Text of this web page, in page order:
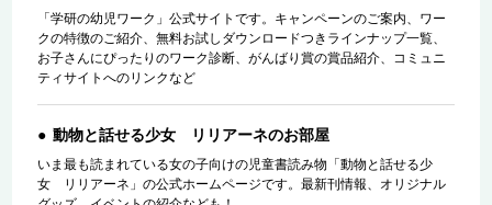
「学研の幼児ワーク」公式サイトです。キャンペーンのご案内、ワー
クの特徴のご紹介、無料お試しダウンロードつきラインナップ一覧、
お子さんにぴったりのワーク診断、がんばり賞の賞品紹介、コミュニ
ティサイトへのリンクなど
動物と話せる少女 リリアーネのお部屋
いま最も読まれている女の子向けの児童書読み物「動物と話せる少
女 リリアーネ」の公式ホームページです。最新刊情報、オリジナル